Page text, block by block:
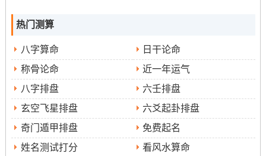
表合作融洽与恩爱）
✓ 强效匹配：嫁娶、纳采订盟、祭祀祈福
✓ 附加吉兆：斋醮普渡、移徙入宅、出行开光
财位：南（宜摆放红色花卉）
喜神:西南（利于签订婚书）
吉时：9：00-10:59 （癸巳时）、 15：00-16:59 （丙申
时）
热门测算
八字算命
日干论命
称骨论命
近一年运气
八字排盘
六壬排盘
玄空飞星排盘
六爻起卦排盘
奇门遁甲排盘
免费起名
姓名测试打分
看风水算命